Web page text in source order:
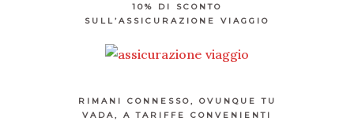
10% DI SCONTO
SULL’ASSICURAZIONE VIAGGIO
RIMANI CONNESSO, OVUNQUE TU
VADA, A TARIFFE CONVENIENTI